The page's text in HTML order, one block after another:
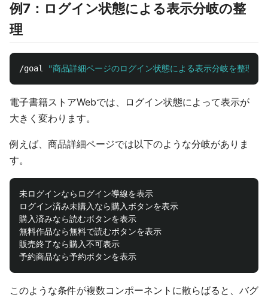
例7：ログイン状態による表示分岐の整
理
/goal "商品詳細ページのログイン状態による表示分岐を整理
電子書籍ストアWebでは、ログイン状態によって表示が
大きく変わります。
例えば、商品詳細ページでは以下のような分岐がありま
す。
未ログインならログイン導線を表示
ログイン済み未購入なら購入ボタンを表示
購入済みなら読むボタンを表示
無料作品なら無料で読むボタンを表示
販売終了なら購入不可表示
このような条件が複数コンポーネントに散らばると、バグ